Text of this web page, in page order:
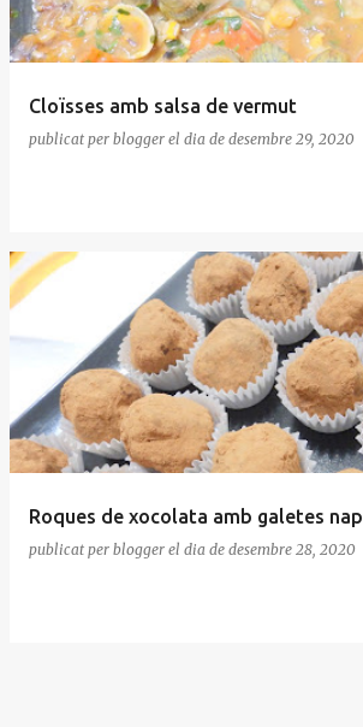
Cloïsses amb salsa de vermut
publicat per blogger el dia de desembre 29, 2020
Roques de xocolata amb galetes
publicat per blogger el dia de desembre 28, 2020